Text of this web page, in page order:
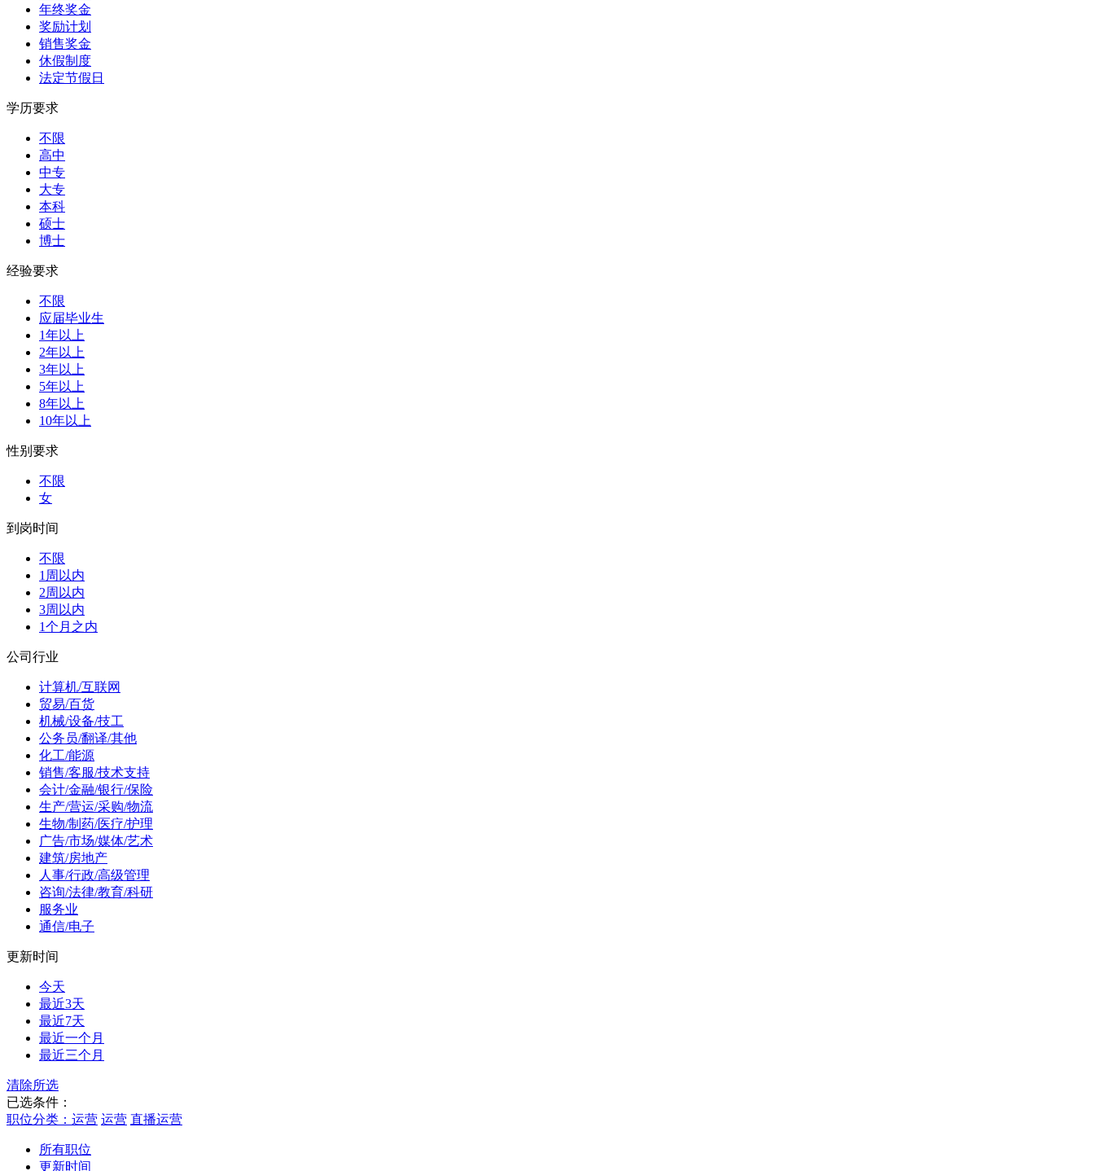
年终奖金
奖励计划
销售奖金
休假制度
法定节假日
学历要求
不限
高中
中专
大专
本科
硕士
博士
经验要求
不限
应届毕业生
1年以上
2年以上
3年以上
5年以上
8年以上
10年以上
性别要求
不限
女
到岗时间
不限
1周以内
2周以内
3周以内
1个月之内
公司行业
计算机/互联网
贸易/百货
机械/设备/技工
公务员/翻译/其他
化工/能源
销售/客服/技术支持
会计/金融/银行/保险
生产/营运/采购/物流
生物/制药/医疗/护理
广告/市场/媒体/艺术
建筑/房地产
人事/行政/高级管理
咨询/法律/教育/科研
服务业
通信/电子
更新时间
今天
最近3天
最近7天
最近一个月
最近三个月
清除所选
已选条件：
职位分类：运营 运营 直播运营
所有职位
更新时间